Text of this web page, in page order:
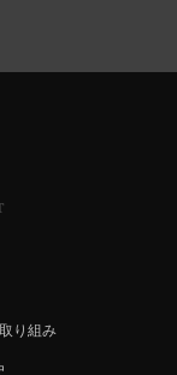
り組み